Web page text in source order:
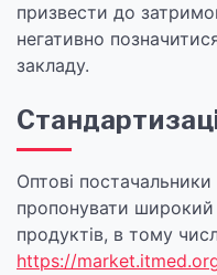
призвести до
негативно
закладу.
Оптові
пропонувати широкий
продуктів, в тому
https://